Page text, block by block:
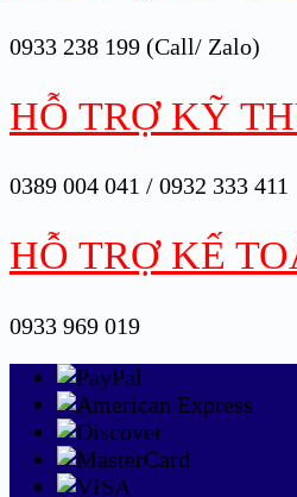
0933 238 199 (Call/ Zalo)
HỖ TRỢ KỸ
0389 004 041 / 0932 333 411
HỖ TRỢ KẾ
0933 969 019